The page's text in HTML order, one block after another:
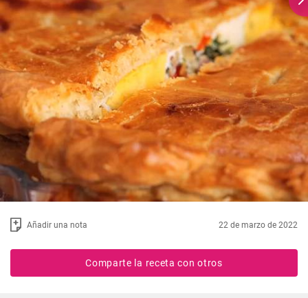
Añadir una nota 22 de marzo de 2022
Comparte la receta con otros